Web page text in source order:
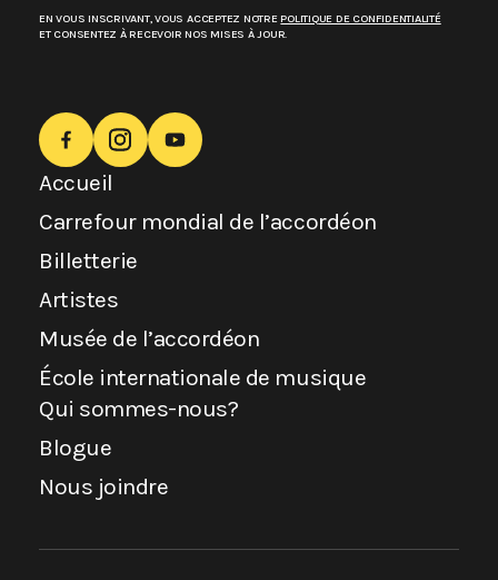
EN VOUS INSCRIVANT, VOUS ACCEPTEZ NOTRE POLITIQUE DE CONFIDENTIALITÉ
ET CONSENTEZ À RECEVOIR NOS MISES À JOUR.
Accueil
Carrefour mondial de l’accordéon
Billetterie
Artistes
Musée de l’accordéon
École internationale de musique
Qui sommes-nous?
Blogue
Nous joindre